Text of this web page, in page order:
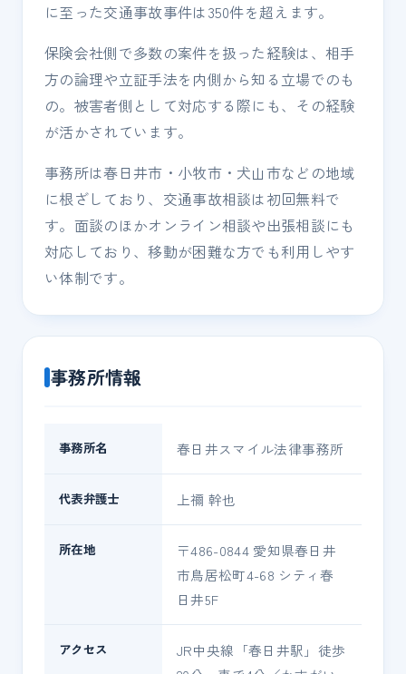
に至った交通事故事件は350件を超えます。
保険会社側で多数の案件を扱った経験は、相手
方の論理や立証手法を内側から知る立場でのも
の。被害者側として対応する際にも、その経験
が活かされています。
事務所は春日井市・小牧市・犬山市などの地域
に根ざしており、交通事故相談は初回無料で
す。面談のほかオンライン相談や出張相談にも
対応しており、移動が困難な方でも利用しやす
い体制です。
事務所情報
事務所名 春日井スマイル法律事務所
代表弁護士 上禰 幹也
所在地
〒486-0844 愛知県春日井
市鳥居松町4-68 シティ春
日井5F
アクセス
JR中央線「春日井駅」徒歩